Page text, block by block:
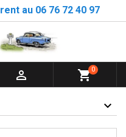
au 06 76 72 40 97
 shopping_cart0